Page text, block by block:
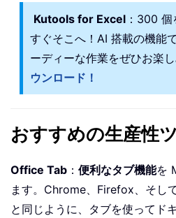
Kutools for Excel ：300
すぐそこへ！AI 搭載の機能
ーディーな作業をぜひお楽し
ウンロード！
おすすめの生産性
Office Tab ： 便利なタブ機能を
ます。Chrome、Firefox、そし
と同じように、タブを使ってド